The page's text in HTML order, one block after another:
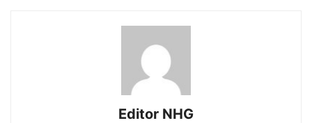
Editor NHG